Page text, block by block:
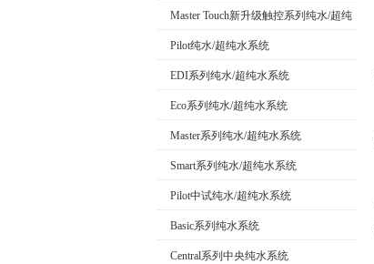
Master Touch新升级触控系列纯水/超纯
水系统
Pilot纯水/超纯水系统
EDI系列纯水/超纯水系统
Eco系列纯水/超纯水系统
Master系列纯水/超纯水系统
Smart系列纯水/超纯水系统
Pilot中试纯水/超纯水系统
Basic系列纯水系统
Central系列中央纯水系统